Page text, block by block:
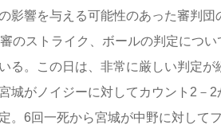
影響を与える可能性のあった審判団
のストライク、ボールの判定につ
る。この日は、非常に厳しい判定が
城がノイジーに対してカウント2－
。6回一死から宮城が中野に対して